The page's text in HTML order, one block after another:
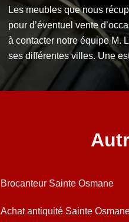
Les meubles que nous
pour d’éventuel vente
à contacter notre équipe M.
ses différentes villes. Une
Brocanteur Sainte Osmane
Achat antiquité Sainte